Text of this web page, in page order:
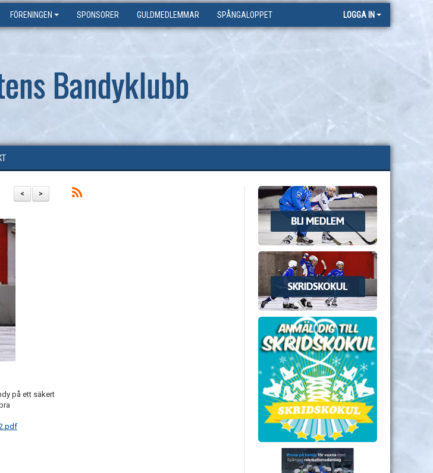
FÖRENINGEN SPONSORER GULDMEDLEMMAR SPÅNGALOPPET LOGGA IN
Bandyklubb
>
<
på ett säkert